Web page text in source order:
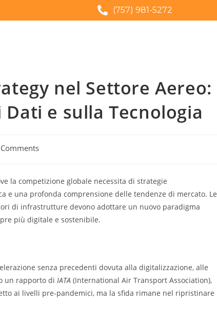
(757) 981-5272
nel Settore Aereo:
e sulla Tecnologia
la competizione globale necessita di strategie
e una profonda comprensione delle tendenze di mercato. Le
di infrastrutture devono adottare un nuovo paradigma
più digitale e sostenibile.
senza precedenti dovuta alla digitalizzazione, alle
un rapporto di IATA (International Air Transport Association),
ai livelli pre-pandemici, ma la sfida rimane nel ripristinare